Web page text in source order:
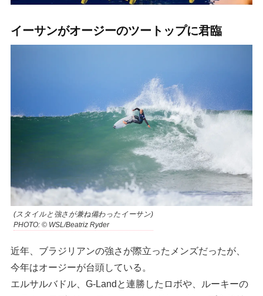
イーサンがオージーのツートップに君臨
(スタイルと強さが兼ね備わったイーサン)
PHOTO: © WSL/Beatriz Ryder
近年、ブラジリアンの強さが際立ったメンズだったが、
今年はオージーが台頭している。
エルサルバドル、G-Landと連勝したロボや、ルーキーの